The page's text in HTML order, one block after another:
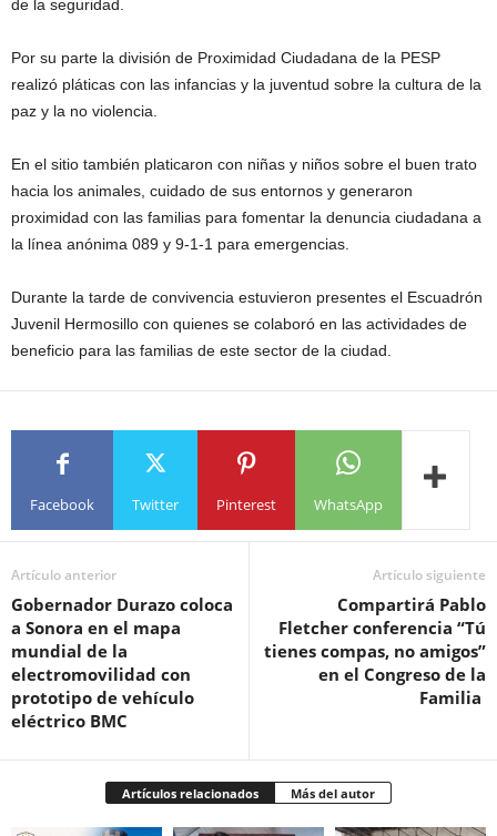
de la seguridad.
Por su parte la división de Proximidad Ciudadana de la PESP
realizó pláticas con las infancias y la juventud sobre la cultura de la
paz y la no violencia.
En el sitio también platicaron con niñas y niños sobre el buen trato
hacia los animales, cuidado de sus entornos y generaron
proximidad con las familias para fomentar la denuncia ciudadana a
la línea anónima 089 y 9-1-1 para emergencias.
Durante la tarde de convivencia estuvieron presentes el Escuadrón
Juvenil Hermosillo con quienes se colaboró en las actividades de
beneficio para las familias de este sector de la ciudad.
Facebook Twitter Pinterest WhatsApp
Artículo anterior
Gobernador Durazo coloca
a Sonora en el mapa
mundial de la
electromovilidad con
prototipo de vehículo
eléctrico BMC
Artículo siguiente
Compartirá Pablo
Fletcher conferencia “Tú
tienes compas, no amigos”
en el Congreso de la
Familia
Artículos relacionados Más del autor